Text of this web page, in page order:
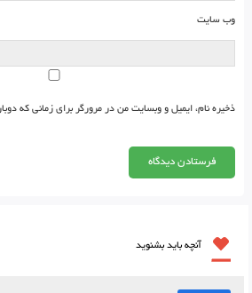
وب‌ سایت
ذخیره نام، ایمیل و وبسایت من در مرورگر برای زمانی که
آنچه باید بشنوید